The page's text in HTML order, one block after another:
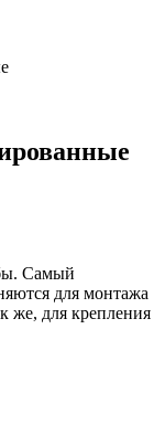
Самый
для монтажа
же, для крепления